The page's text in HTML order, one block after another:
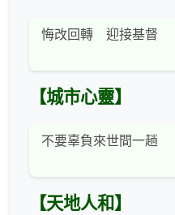
悔改回轉 迎接基督
【城市心靈】
不要辜負來世間一趟
【天地人和】